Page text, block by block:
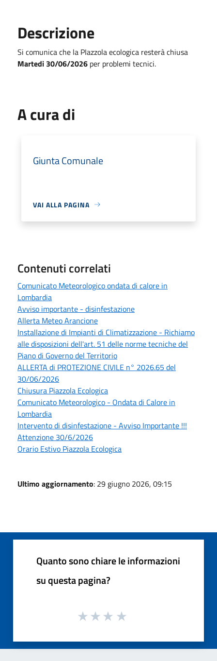
Descrizione
Si comunica che la PIazzola ecologica resterà chiusa
Martedi 30/06/2026 per problemi tecnici.
A cura di
Giunta Comunale
VAI ALLA PAGINA
Contenuti correlati
Comunicato Meteorologico ondata di calore in
Lombardia
Avviso importante - disinfestazione
Allerta Meteo Arancione
Installazione di Impianti di Climatizzazione - Richiamo
alle disposizioni dell'art. 51 delle norme tecniche del
Piano di Governo del Territorio
ALLERTA di PROTEZIONE CIVILE n° 2026.65 del
30/06/2026
Chiusura Piazzola Ecologica
Comunicato Meteorologico - Ondata di Calore in
Lombardia
Intervento di disinfestazione - Avviso Importante !!!
Attenzione 30/6/2026
Orario Estivo Piazzola Ecologica
Ultimo aggiornamento: 29 giugno 2026, 09:15
Quanto sono chiare le informazioni
su questa pagina?